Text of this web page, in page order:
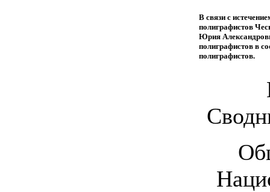
В связи с
полиграфистов
Юрия
полиграфистов в
полиграфистов.